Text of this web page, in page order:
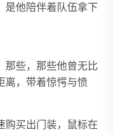
是他陪伴着队伍拿下
那些，那些他曾无比
离，带着惊愕与愤
购买出门装，鼠标在